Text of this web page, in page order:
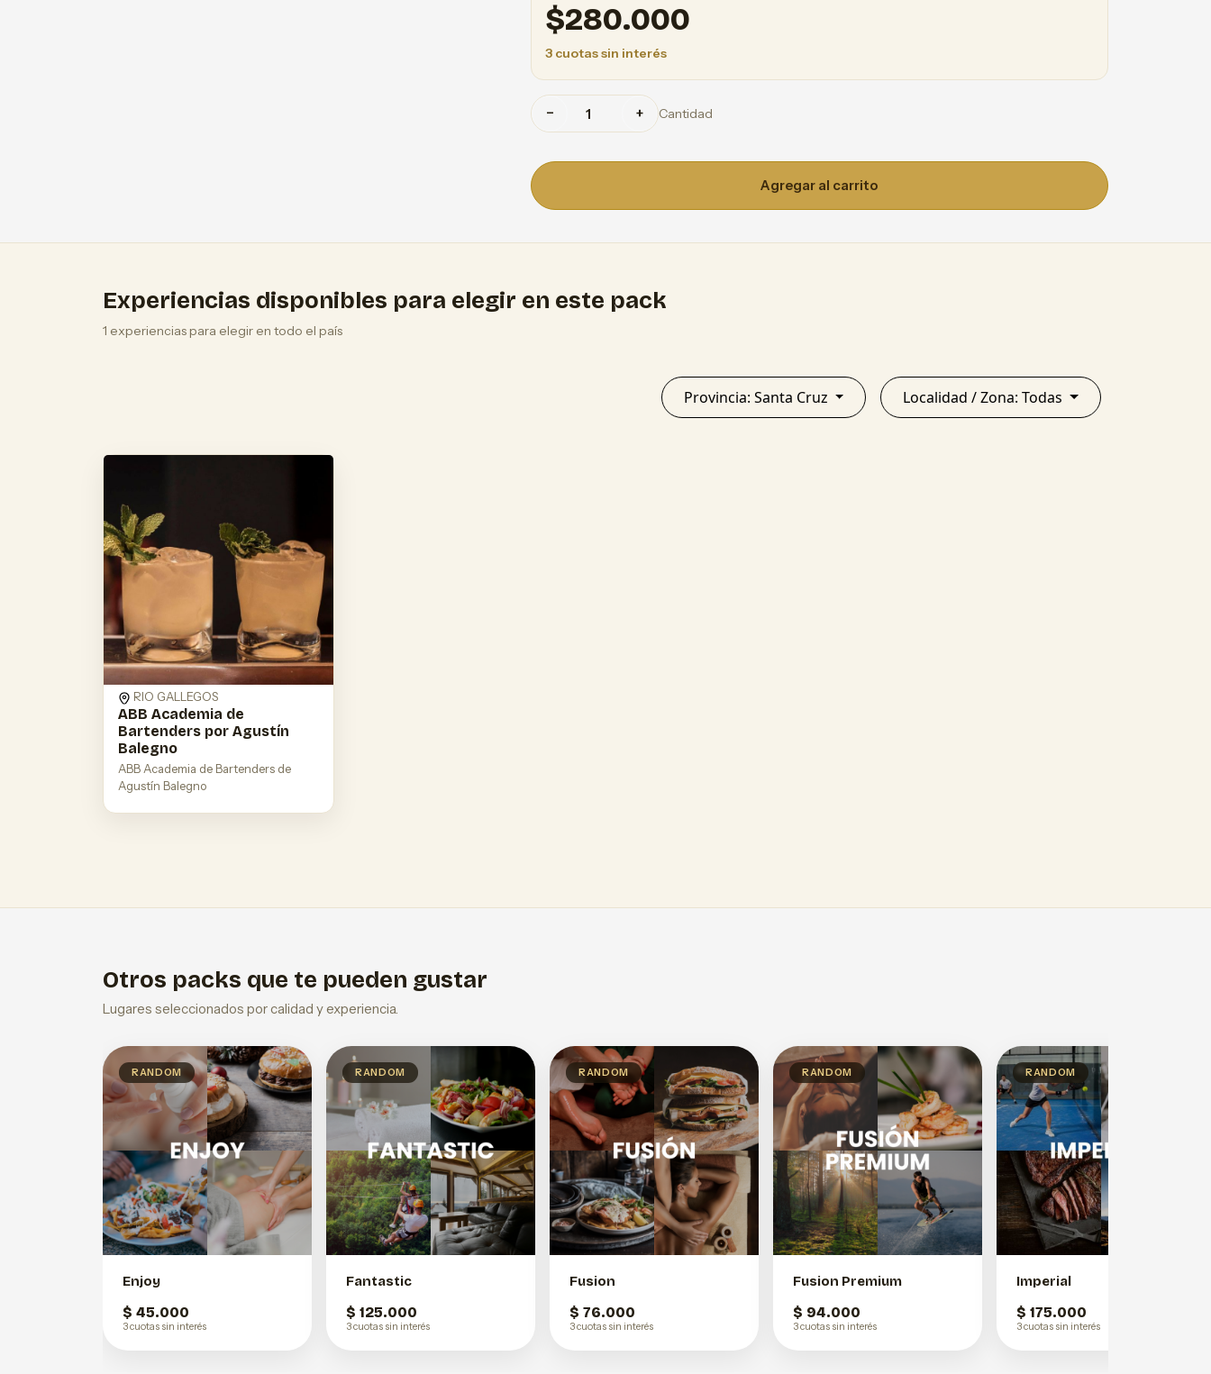
$280.000
3 cuotas sin interés
− + Cantidad
Agregar al carrito
Experiencias disponibles para elegir en este pack
1 experiencias para elegir en todo el país
Provincia: Santa Cruz Localidad / Zona: Todas
RIO GALLEGOS
ABB Academia de
Bartenders por Agustín
Balegno
ABB Academia de Bartenders de
Agustín Balegno
Otros packs que te pueden gustar
Lugares seleccionados por calidad y experiencia.
RANDOM
Enjoy
$ 45.000
3 cuotas sin interés
RANDOM
Fantastic
$ 125.000
3 cuotas sin interés
RANDOM
Fusion
$ 76.000
3 cuotas sin interés
RANDOM
Fusion Premium
$ 94.000
3 cuotas sin interés
RANDOM
Imperial
$ 175.000
3 cuotas sin interés